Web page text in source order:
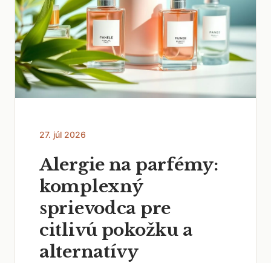
27. júl 2026
Alergie na parfémy:
komplexný
sprievodca pre
citlivú pokožku a
alternatívy